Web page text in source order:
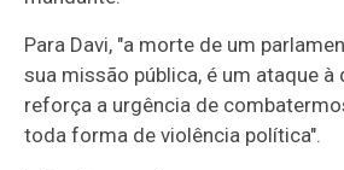
Para Davi, "a morte de um
sua missão pública, é um ataque à
reforça a urgência de
toda forma de violência política".